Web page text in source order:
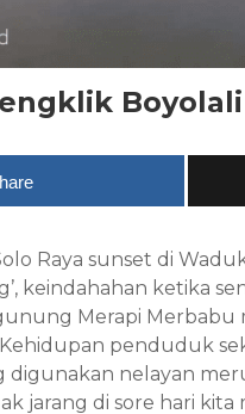
Boyolali
Raya sunset di
keindahahan ketika
Merapi Merbabu
penduduk
digunakan nelayan
jarang di sore hari